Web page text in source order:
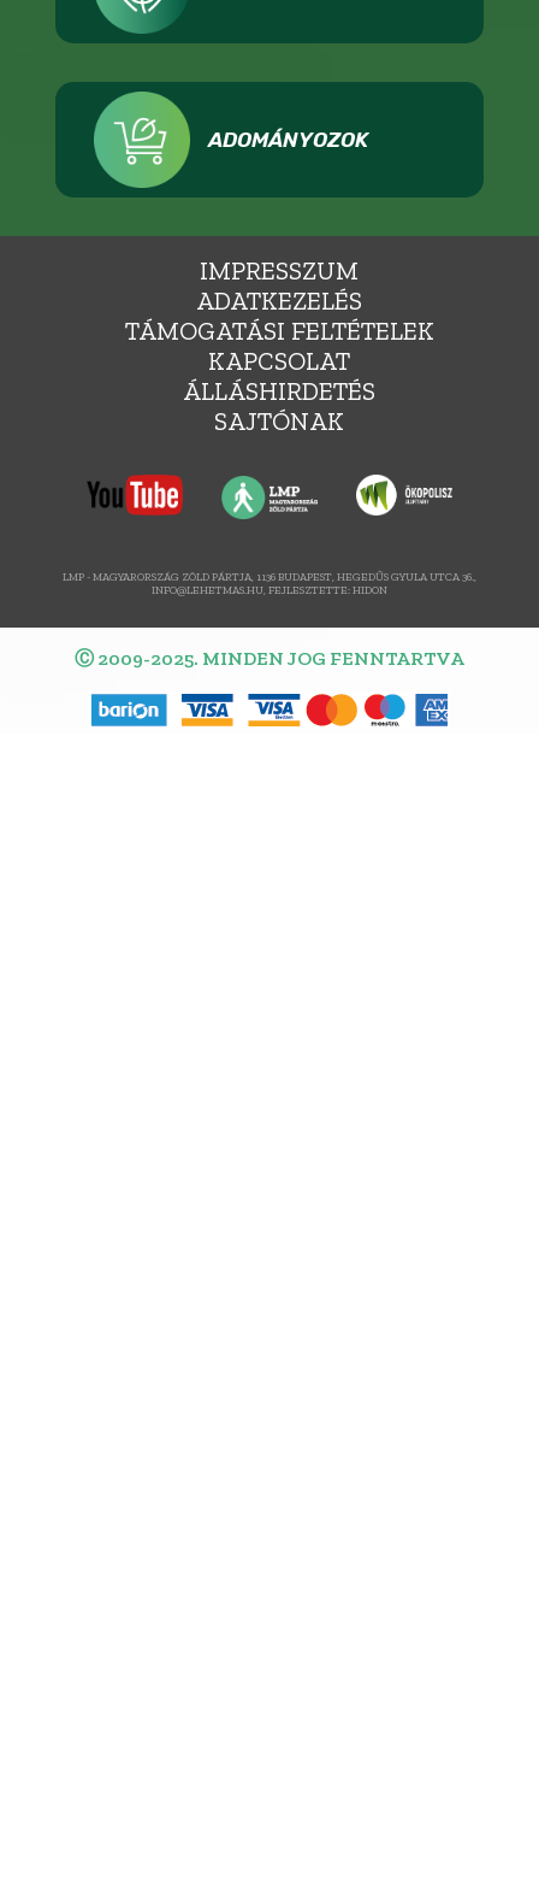
ADOMÁNYOZOK
IMPRESSZUM
ADATKEZELÉS
TÁMOGATÁSI FELTÉTELEK
KAPCSOLAT
ÁLLÁSHIRDETÉS
SAJTÓNAK
LMP - MAGYARORSZÁG ZÖLD PÁRTJA, 1136 BUDAPEST, HEGEDŰS GYULA UTCA 36.,
INFO@LEHETMAS.HU, FEJLESZTETTE:HIDON
Ⓒ 2009-2025. MINDEN JOG FENNTARTVA